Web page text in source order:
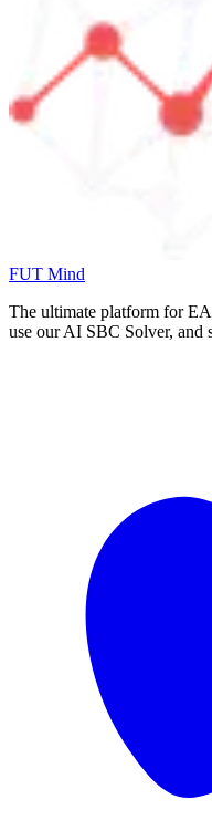
FUT Mind
The ultimate platform for
use our AI SBC Solver, and